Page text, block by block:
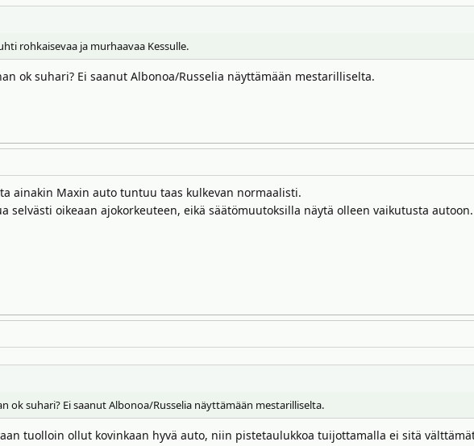
rohkaisevaa ja murhaavaa Kessulle.
ok suhari? Ei saanut Albonoa/Russelia näyttämään mestarilliselta.
ainakin Maxin auto tuntuu taas kulkevan normaalisti.
selvästi oikeaan ajokorkeuteen, eikä säätömuutoksilla näytä olleen vaikutusta autoon.
ok suhari? Ei saanut Albonoa/Russelia näyttämään mestarilliselta.
tuolloin ollut kovinkaan hyvä auto, niin pistetaulukkoa tuijottamalla ei sitä